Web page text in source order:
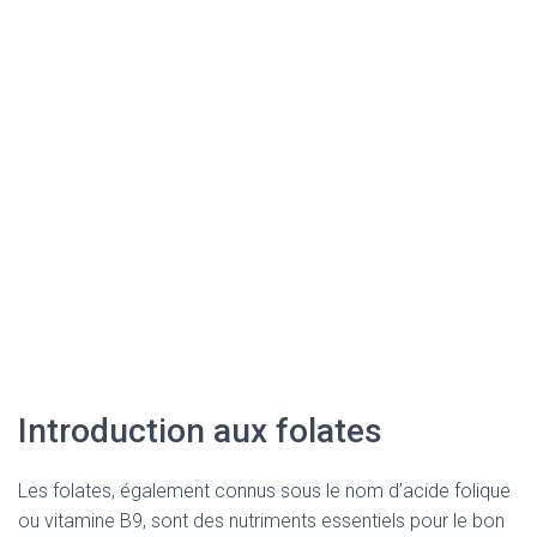
Introduction aux folates
Les folates, également connus sous le nom d’acide folique
ou vitamine B9, sont des nutriments essentiels pour le bon